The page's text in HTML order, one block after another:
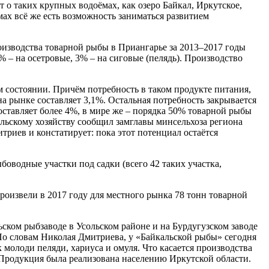
таких крупных водоёмах, как озеро Байкал, Иркутское,
всё же есть возможность заниматься развитием
товарной рыбы в Приангарье за 2013–2017 годы
на осетровые, 3% – на сиговые (пелядь). Производство
Причём потребность в таком продукте питания,
составляет 3,1%. Остальная потребность закрывается
более 4%, в мире же – порядка 50% товарной рыбы
хозяйству сообщил замглавы минсельхоза региона
и констатирует: пока этот потенциал остаётся
участки под садки (всего 42 таких участка,
в 2017 году для местного рынка 78 тонн товарной
рыбзаводе в Усольском районе и на Бурдугузском заводе
словам Николая Дмитриева, у «Байкальской рыбы» сегодня
пеляди, хариуса и омуля. Что касается производства
была реализована населению Иркутской области.